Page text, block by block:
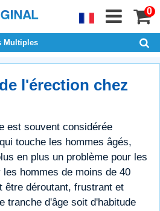
0
Multiples
l'érection chez
est souvent considérée
touche les hommes âgés,
en plus un problème pour les
hommes de moins de 40
être déroutant, frustrant et
tranche d'âge soit d'habitude